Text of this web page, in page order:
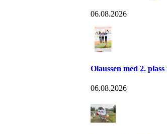
06.08.2026
Olaussen med 2.
06.08.2026